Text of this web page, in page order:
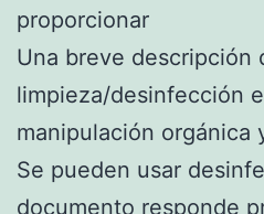
proporcionar
Una breve descripción
limpieza/desinfección
manipulación orgánica
Se pueden usar
documento responde